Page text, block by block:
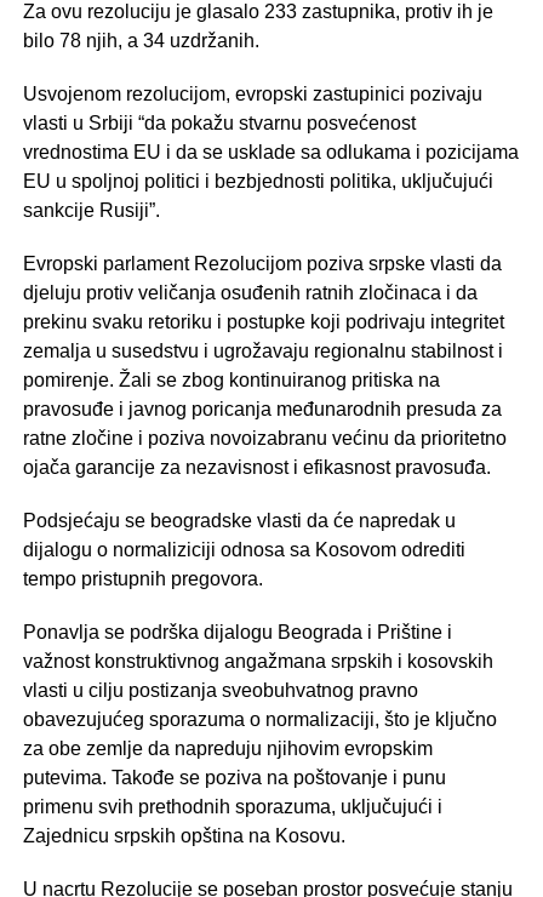
Za ovu rezoluciju je glasalo 233 zastupnika, protiv ih je
bilo 78 njih, a 34 uzdržanih.
Usvojenom rezolucijom, evropski zastupinici pozivaju
vlasti u Srbiji “da pokažu stvarnu posvećenost
vrednostima EU i da se usklade sa odlukama i pozicijama
EU u spoljnoj politici i bezbjednosti politika, uključujući
sankcije Rusiji”.
Evropski parlament Rezolucijom poziva srpske vlasti da
djeluju protiv veličanja osuđenih ratnih zločinaca i da
prekinu svaku retoriku i postupke koji podrivaju integritet
zemalja u susedstvu i ugrožavaju regionalnu stabilnost i
pomirenje. Žali se zbog kontinuiranog pritiska na
pravosuđe i javnog poricanja međunarodnih presuda za
ratne zločine i poziva novoizabranu većinu da prioritetno
ojača garancije za nezavisnost i efikasnost pravosuđa.
Podsjećaju se beogradske vlasti da će napredak u
dijalogu o normaliziciji odnosa sa Kosovom odrediti
tempo pristupnih pregovora.
Ponavlja se podrška dijalogu Beograda i Prištine i
važnost konstruktivnog angažmana srpskih i kosovskih
vlasti u cilju postizanja sveobuhvatnog pravno
obavezujućeg sporazuma o normalizaciji, što je ključno
za obe zemlje da napreduju njihovim evropskim
putevima. Takođe se poziva na poštovanje i punu
primenu svih prethodnih sporazuma, uključujući i
Zajednicu srpskih opština na Kosovu.
U nacrtu Rezolucije se poseban prostor posvećuje stanju